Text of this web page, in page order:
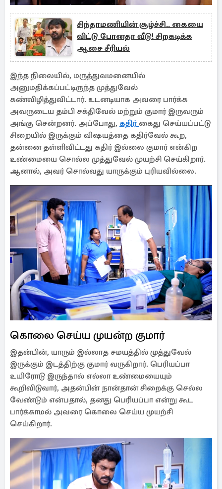
சிந்தாமணியின் சூழ்ச்சி.. கையை
விட்டு போனதா வீடு! சிறகடிக்க
ஆசை சீரியல்
இந்த நிலையில், மருத்துவமனையில்
அனுமதிக்கப்பட்டிருந்த முத்துவேல்
கண்விழித்துவிட்டார். உடனடியாக அவரை பார்க்க
அவருடைய தம்பி சக்திவேல் மற்றும் குமார் இருவரும்
அங்கு சென்றனர். அப்போது, கதிர் கைது செய்யப்பட்டு
சிறையில் இருக்கும் விஷயத்தை கதிர்வேல் கூற,
தன்னை தள்ளிவிட்டது கதிர் இல்லை குமார் என்கிற
உண்மையை சொல்ல முத்துவேல் முயற்சி செய்கிறார்.
ஆனால், அவர் சொல்வது யாருக்கும் புரியவில்லை.
கொலை செய்ய முயன்ற குமார்
இதன்பின், யாரும் இல்லாத சமயத்தில் முத்துவேல்
இருக்கும் இடத்திற்கு குமார் வருகிறார். பெரியப்பா
உயிரோடு இருந்தால் எல்லா உண்மையையும்
கூறிவிடுவார், அதன்பின் நான்தான் சிறைக்கு செல்ல
வேண்டும் என்பதால், தனது பெரியப்பா என்று கூட
பார்க்காமல் அவரை கொலை செய்ய முயற்சி
செய்கிறார்.